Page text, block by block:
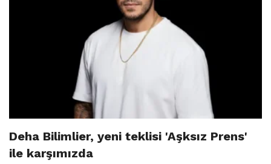
Deha Bilimlier, yeni teklisi 'Aşksız Prens'
ile karşımızda